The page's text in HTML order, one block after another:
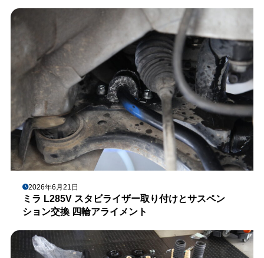
2026年6月21日
ミラ L285V スタビライザー取り付けとサスペン
ション交換 四輪アライメント